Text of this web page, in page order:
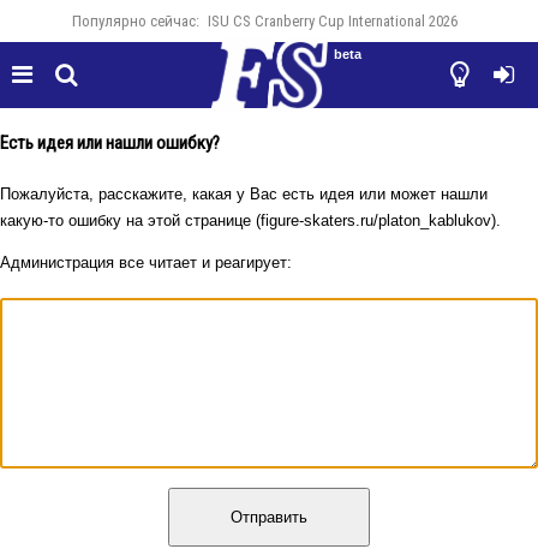
Популярно сейчас: ISU CS Cranberry Cup International 2026
  

beta
Есть идея или нашли ошибку?
Пожалуйста, расскажите, какая у Вас есть идея или может нашли
какую-то ошибку на этой странице (figure-skaters.ru/platon_kablukov).
Администрация все читает и реагирует:
Отправить